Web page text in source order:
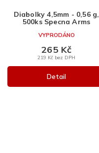
Diabolky 4,5mm - 0,56 g,
500ks Specna Arms
VYPRODÁNO
219 Kč bez DPH
265 Kč
Detail